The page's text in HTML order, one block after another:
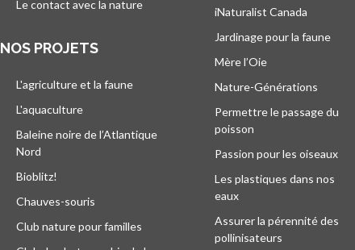
Le contact avec la nature
NOS PROJETS
L'agriculture et la faune
L'aquaculture
Baleine noire de l’Atlantique
Nord
Bioblitz!
Chauves-souris
Club nature pour familles
iNaturalist Canada
Jardinage pour la faune
Mère l’Oie
Nature-Générations
Permettre le passage du
poisson
Passion pour les oiseaux
Les plastiques dans nos
eaux
Assurer la pérennité des
pollinisateurs